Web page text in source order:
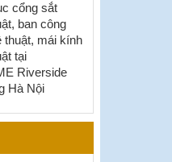
cổng sắt
ban công
thuật, mái kính
tại
Riverside
Hà Nội